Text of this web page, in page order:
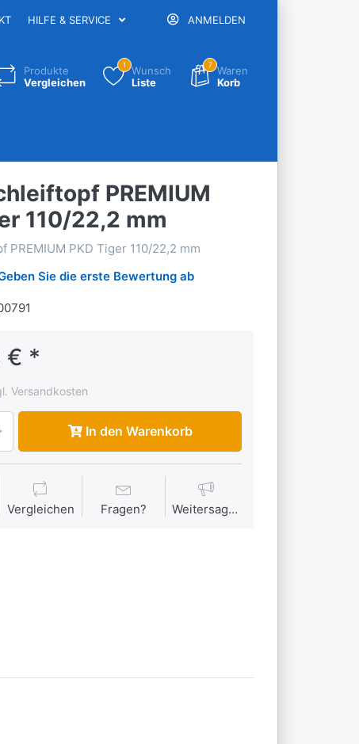
HILFE & SERVICE ANMELDEN
Produkte
Vergleichen
1
Wunsch
Liste
7 Waren
Korb
PREMIUM
110/22,2 mm
PREMIUM PKD Tiger 110/22,2 mm
Sie die erste Bewertung ab
€ *
Versandkosten
In den Warenkorb
Vergleichen Fragen? Weitersagen